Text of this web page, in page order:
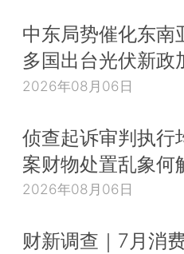
中东局势催化东南
多国出台光伏新政
2026年08月06日
侦查起诉审判执行
案财物处置乱象何
2026年08月06日
财新调查｜7月消